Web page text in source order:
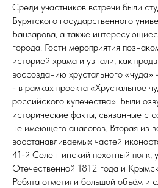
Среди участников встречи были
Бурятского государственного
Банзарова, а также
города. Гости мероприятия
историей храма и узнали, как
воссозданию хрустального «чуда»
- в рамках проекта «Хрустальное
российского купечества». Были
исторические факты, связанные с
не имеющего аналогов. Вторая из
восстанавливаемых частей
41-й Ceлeнгинcкий пехотный пoлк,
Отечественной 1812 года и
Ребята отметили большой объём и